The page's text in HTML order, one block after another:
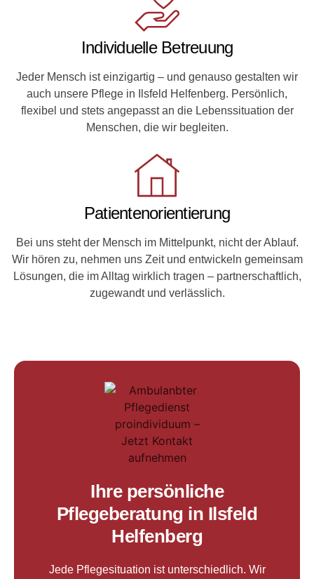
Individuelle Betreuung
Jeder Mensch ist einzigartig – und genauso gestalten wir
auch unsere Pflege in Ilsfeld Helfenberg. Persönlich,
flexibel und stets angepasst an die Lebenssituation der
Menschen, die wir begleiten.
Patientenorientierung
Bei uns steht der Mensch im Mittelpunkt, nicht der Ablauf.
Wir hören zu, nehmen uns Zeit und entwickeln gemeinsam
Lösungen, die im Alltag wirklich tragen – partnerschaftlich,
zugewandt und verlässlich.
Ihre persönliche
Pflegeberatung in Ilsfeld
Helfenberg
Jede Pflegesituation ist unterschiedlich. Wir